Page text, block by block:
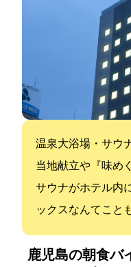
温泉大浴場・サウ
当地献立や『味め
サウナがホテル内
ックスなんてこと
鹿児島の朝食バ